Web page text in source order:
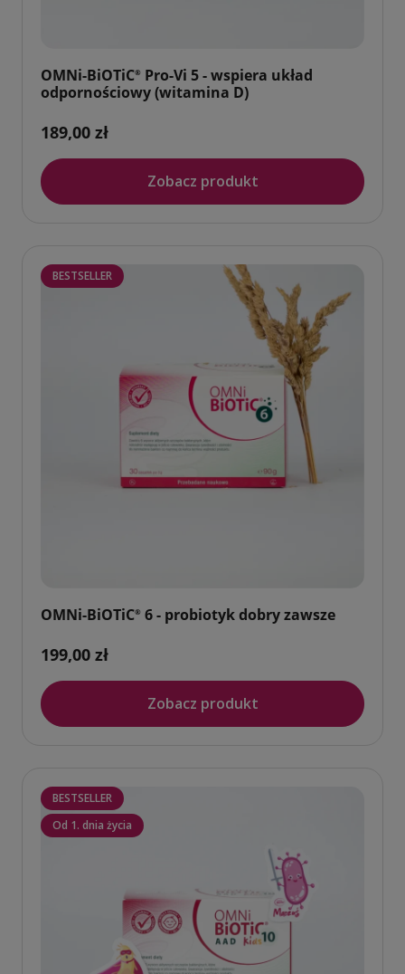
OMNi-BiOTiC® Pro-Vi 5 - wspiera układ
odpornościowy (witamina D)
189,00 zł
Zobacz produkt
OMNi-BiOTiC® 6 - probiotyk dobry zawsze
BESTSELLER
199,00 zł
Zobacz produkt
BESTSELLER
Od 1. dnia życia